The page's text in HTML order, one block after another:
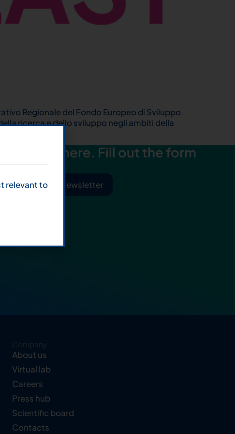
Regionale del Fondo Europeo di Sviluppo
della ricerca e dello sviluppo negli ambiti della
€, […]
starts here. Fill out the form
to Our Newsletter
Company
About us
Virtual lab
Careers
Press hub
Scientific board
Contacts
relevant to